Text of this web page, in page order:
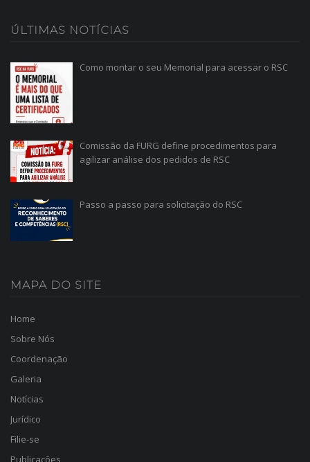
ÚLTIMAS NOTÍCIAS
Como montar o seu Memorial para acessar o RSC
Comissão da FURG define procedimentos para
agilizar análise dos pedidos de RSC
Passo a passo para solicitação do RSC
MAPA DO SITE
Home
Sobre Nós
Coordenação
Galeria
Notícias
Jurídico
Filie-se